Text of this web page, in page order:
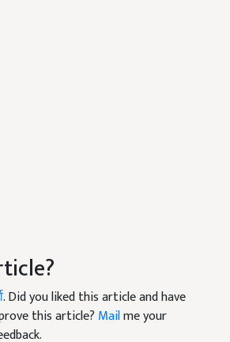
. Did you liked this article and have
this article? Mailme your